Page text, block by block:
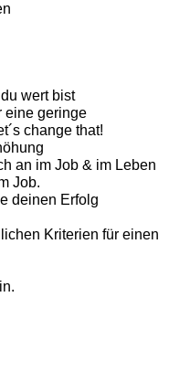
wert bist
eine geringe
change that!
an im Job & im Leben
Job.
deinen Erfolg
Kriterien für einen